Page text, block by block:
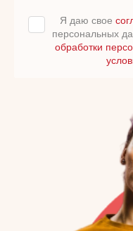
Я даю свое
персональных
обработки